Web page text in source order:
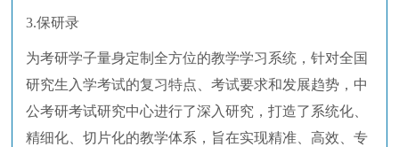
3.保研录
为考研学子量身定制全方位的教学学习系统，针对全国
研究生入学考试的复习特点、考试要求和发展趋势，中
公考研考试研究中心进行了深入研究，打造了系统化、
精细化、切片化的教学体系，旨在实现精准、高效、专